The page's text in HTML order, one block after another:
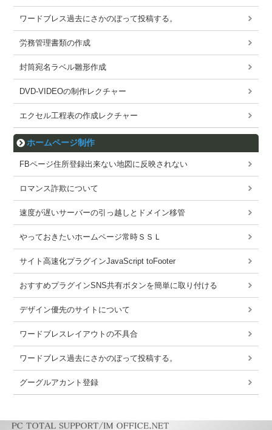
ワードブレス過去にさかのぼって投稿する。
労務管理書類の作成
封筒宛名ラベル雛形作成
DVD-VIDEOの制作レクチャー
エクセル工程表の作成レクチャー
ホームページ制作
FBページ住所登録出来ない地図に反映されない
ロマンス詐欺について
速度が遅いサーバーの引っ越しとドメイン移管
やっておきたいホームページ常時ＳＳＬ
サイト高速化プラグインJavaScript toFooter
おすすめプラグインSNS共有ボタンを簡単に取り付ける
デザイン優先のサイトについて
ワードブレスレイアウトの不具合
ワードブレス過去にさかのぼって投稿する。
グーグルアカント登録